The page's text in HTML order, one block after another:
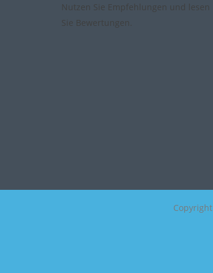
Nutzen Sie Empfehlungen und lesen
Sie Bewertungen.
Copyright